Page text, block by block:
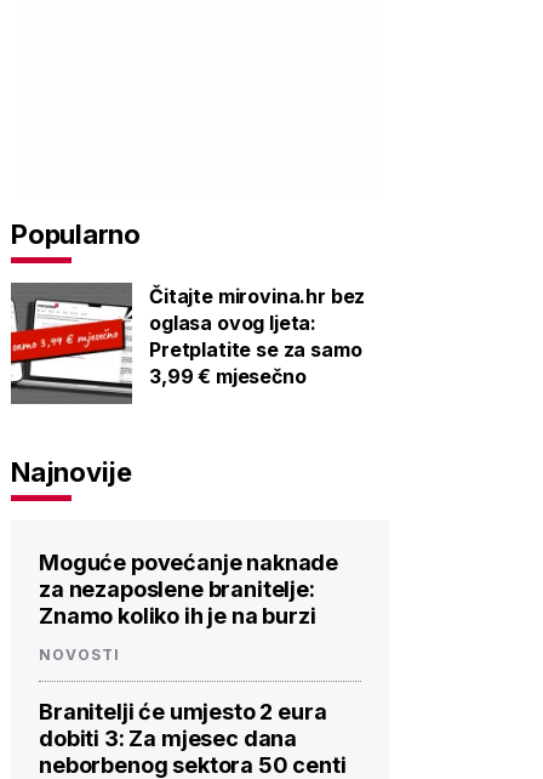
Popularno
Čitajte mirovina.hr bez
oglasa ovog ljeta:
Pretplatite se za samo
3,99 € mjesečno
Najnovije
Moguće povećanje naknade
za nezaposlene branitelje:
Znamo koliko ih je na burzi
NOVOSTI
Branitelji će umjesto 2 eura
dobiti 3: Za mjesec dana
neborbenog sektora 50 centi